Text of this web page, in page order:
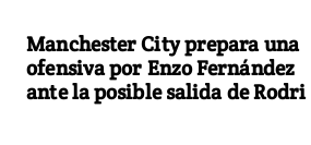
Manchester City prepara una
ofensiva por Enzo Fernández
ante la posible salida de Rodri